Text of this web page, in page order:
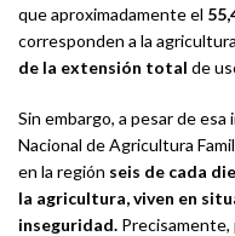
que aproximadamente el
corresponden a la
de la extensión total de
Sin embargo, a pesar de
Nacional de Agricultura
en la región seis de cada
la agricultura, viven en
inseguridad. Precisamente,